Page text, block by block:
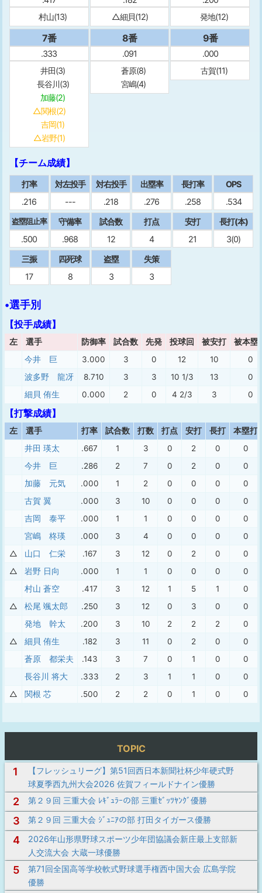
村山(13)
△細貝(12)
発地(12)
7番
.333
井田(3)
長谷川(3)
加藤(2)
△関根(2)
吉岡(1)
△岩野(1)
8番
.091
蒼原(8)
宮嶋(4)
9番
.000
古賀(11)
【チーム成績】
打率
.216
対左投手
---
対右投手
.218
出塁率
.276
⻑打率
.258
OPS
.534
盗塁阻止率
.500
守備率
.968
試合数
12
打点
4
安打
21
⻑打(本)
3(0)
三振
17
四死球
8
盗塁
3
失策
3
•選手別
【投手成績】
左 選手 防御率 試合数 先発 投球回 被安打
被本塁
今井 巨
3.000 3 0 12 10
0
波多野 龍冴
8.710 3 3 10 1/3 13
0
細貝 侑生
0.000 2 0 4 2/3 3 0
【打撃成績】
左 選手 打率 試合数 打数 打点 安打 長打
本塁打
井田 瑛太
.667 1 3 0 2 0
0
今井 巨
.286 2 7 0 2 0
0
加藤 元気
.000 1 2 0 0 0
0
古賀 翼
.000 3 10 0 0 0
0
吉岡 泰平
.000 1 1 0 0 0
0
宮嶋 柊瑛
.000 3 4 0 0 0
0
△
山口 仁栄 .167 3 12 0 2 0
0
△
岩野 日向 .000 1 1 0 0 0
0
村山 蒼空
.417 3 12 1 5 1
0
△
松尾 颯太郎 .250 3 12 0 3 0
0
発地 幹太
.200 3 10 2 2 2
0
△
細貝 侑生 .182 3 11 0 2 0
0
蒼原 都栄夫
.143 3 7 0 1 0
0
長谷川 将大
.333 2 3 1 1 0
0
△
関根 芯 .500 2 2 0 1 0 0
TOPIC
1
【フレッシュリーグ】第51回西日本新聞社杯少年硬式野
球夏季西九州大会2026 佐賀フィールドナイン優勝
2 第２９回 三重大会 ﾚｷﾞｭﾗｰの部 三重ｾﾞｯﾂﾔﾝｸﾞ優勝
3 第２９回 三重大会 ｼﾞｭﾆｱの部 打田タイガース優勝
4
2026年山形県野球スポーツ少年団協議会新庄最上支部新
人交流大会 大蔵一球優勝
5
第71回全国高等学校軟式野球選手権西中国大会 広島学院
優勝